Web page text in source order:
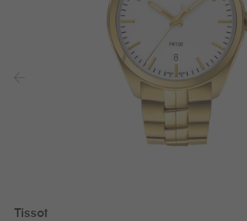
Tissot